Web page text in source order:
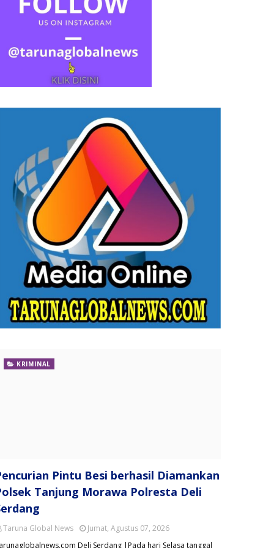
KRIMINAL
Pintu Besi berhasil Diamankan
Tanjung Morawa Polresta Deli
Taruna Global News
Jumat, Agustus 07, 2026
Deli Serdang |Pada hari Selasa tanggal